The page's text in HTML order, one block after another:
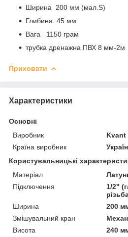
Ширина 200 мм (мал.S)
Глибина 45 мм
Вага 1150 грам
трубка дренажна ПВХ 8 мм-2м
Приховати
Характеристики
Основні
Виробник
Kvant
Країна виробник
Користувальницькі
Матеріал
Підключення
1/2"
Ширина
200
Змішувальний кран
Висота
240